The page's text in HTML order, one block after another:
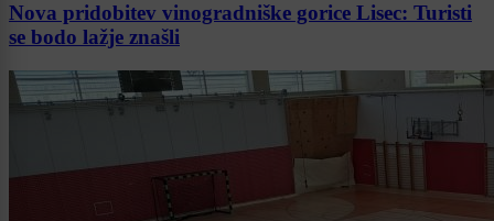
Nova pridobitev vinogradniške gorice Lisec: Turisti
se bodo lažje znašli